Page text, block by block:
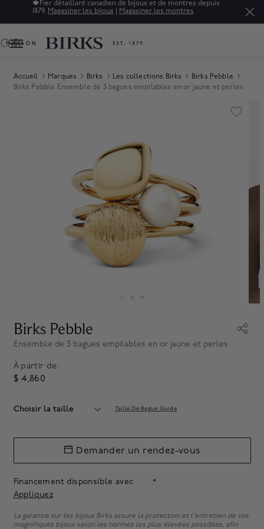
🍁 Fier détaillant canadien de bijoux et de montres depuis
1879. Magasiner les bijoux Magasiner les montres
0
Accueil Marques Birks Les collections Birks
Birks Pebble
Birks Pebble Ensemble de 3 bagues empilables en or jaune et perles
Birks Pebble
Ensemble de 3 bagues empilables en or jaune et perles
À partir de:
$ 4,860
Choisir la taille Taille De Bague Guide
Financement disponsible avec
.*
Appliquez
Demander un rendez-vous
La garantie sur les bijoux Birks assure la protection et l'entretien de vos
magnifiques bijoux selon les normes les plus élevées possibles, afin